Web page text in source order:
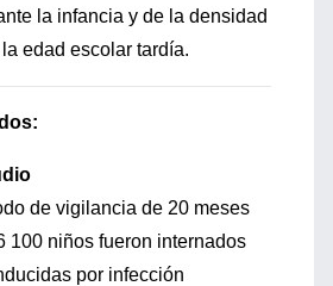
la infancia y de la densidad
edad escolar tardía.
de vigilancia de 20 meses
100 niños fueron internados
por infección